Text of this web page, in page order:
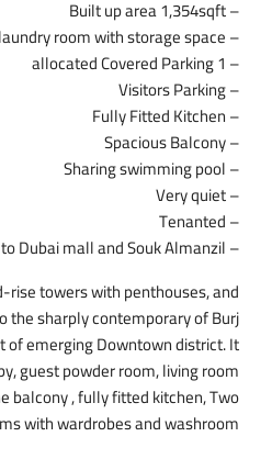
– Built up area 1,354sqft
– Huge laundry room with storage space
– 1 allocated Covered Parking
– Visitors Parking
– Fully Fitted Kitchen
– Spacious Balcony
– Sharing swimming pool
– Very quiet
– Tenanted
– Close to Dubai mall and Souk Almanzil
rise towers with penthouses, and
the sharply contemporary of Burj
of emerging Downtown district. It
guest powder room, living room
balcony , fully fitted kitchen, Two
with wardrobes and washroom